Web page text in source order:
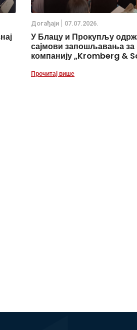
Дoгађаjи 07.07.2026.
У Блацу и Прокупљу
сајмови запошљавања за
компанију „Kromberg &
Прочитај више